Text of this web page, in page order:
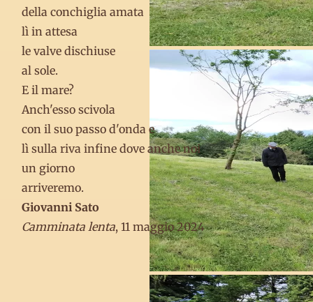
della conchiglia amata
lì in attesa
le valve dischiuse
al sole.
E il mare?
Anch'esso scivola
con il suo passo d'onda e
lì sulla riva infine dove anche noi
un giorno
arriveremo.
Giovanni Sato
Camminata lenta, 11 maggio 2024